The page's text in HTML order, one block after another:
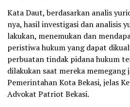
Kata Daut, berdasarkan analis
nya, hasil investigasi dan analisis
lakukan, menemukan dan
peristiwa hukum yang dapat
perbuatan tindak pidana hukum
dilakukan saat mereka memegang
Pemerintahan Kota Bekasi, jelas
Advokat Patriot Bekasi.